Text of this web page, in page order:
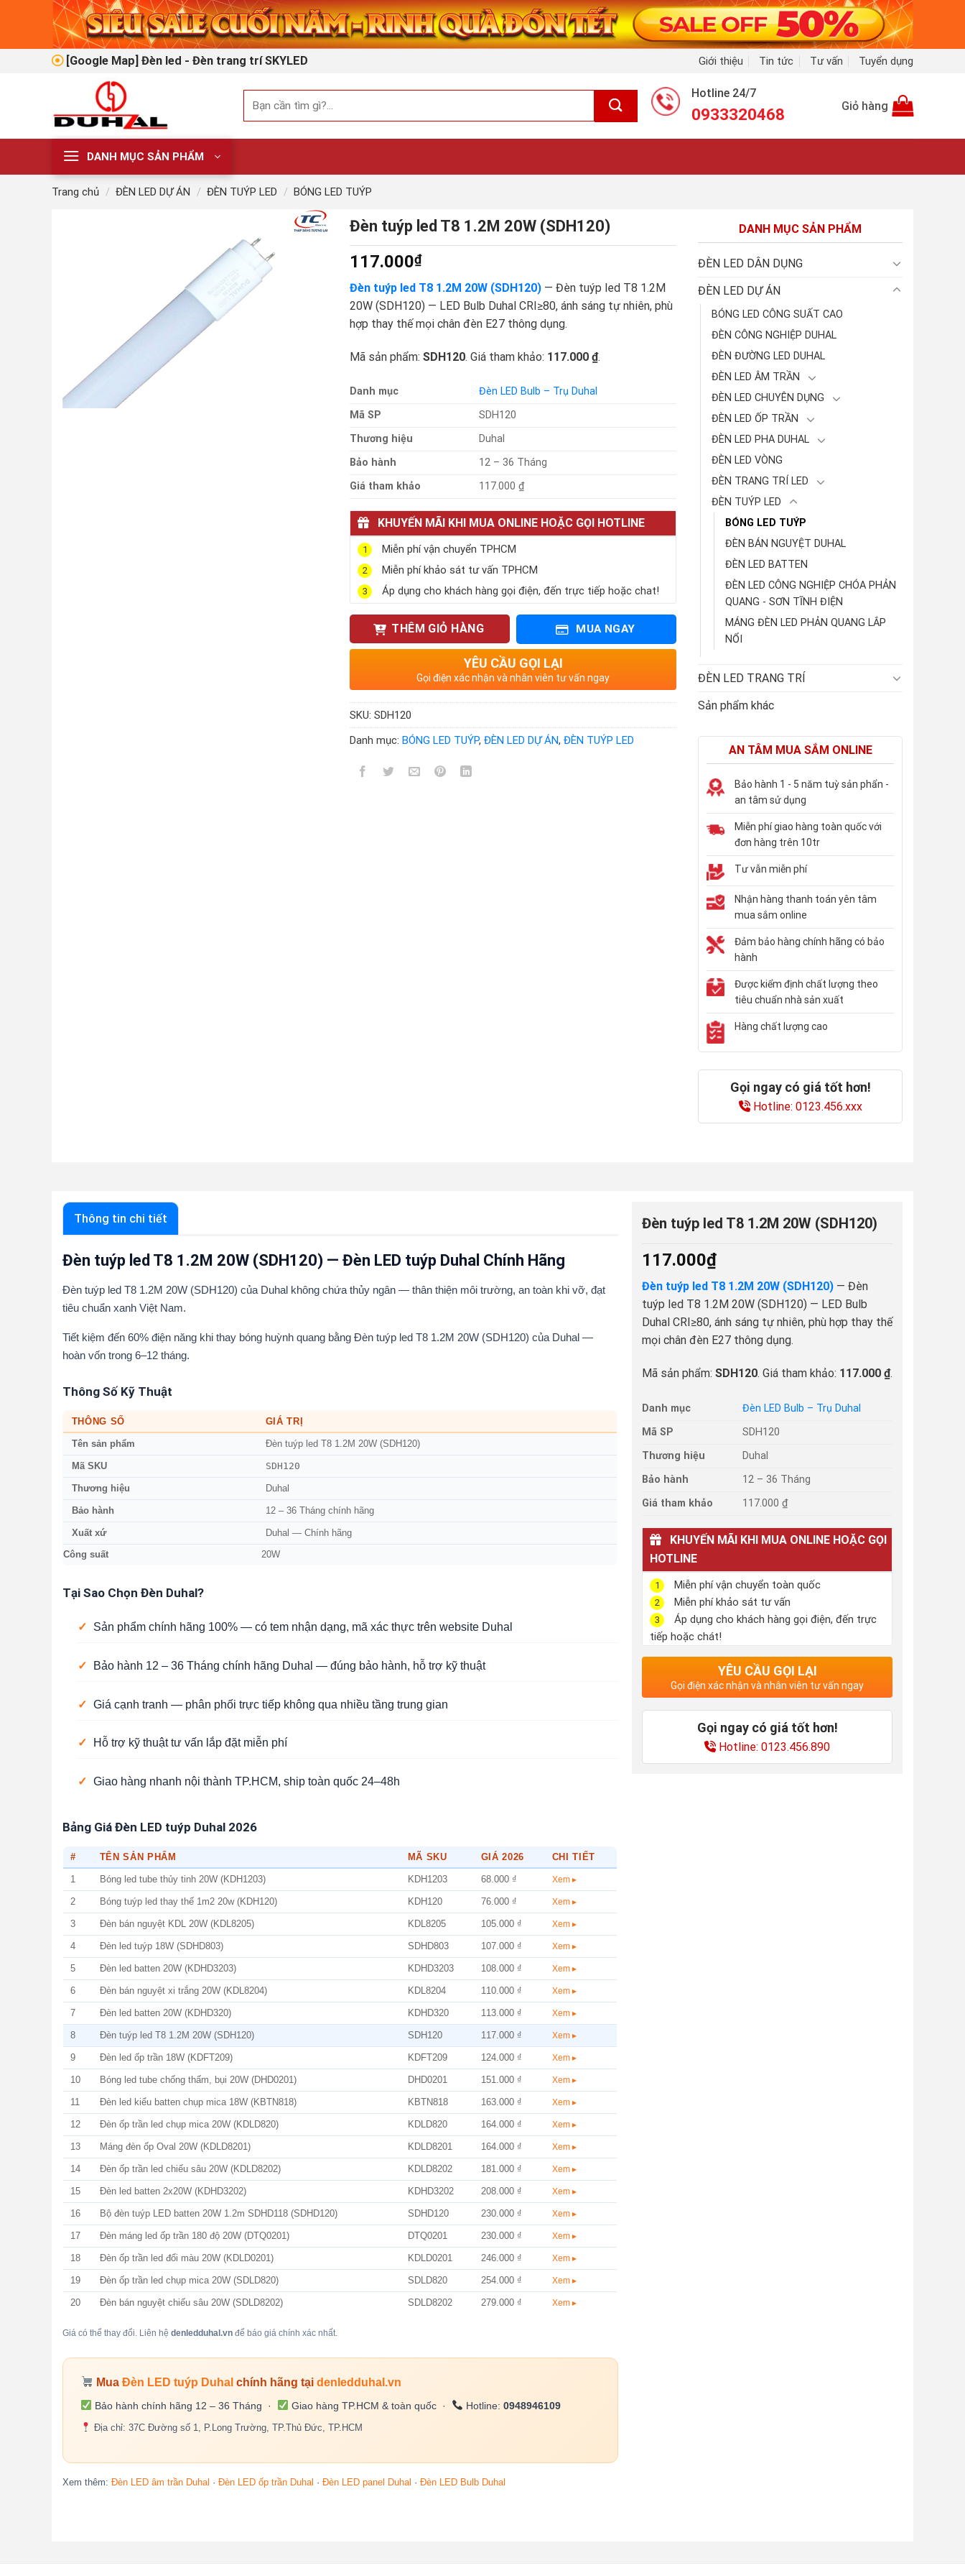
[Google Map] Đèn led - Đèn trang trí SKYLED
Giới thiệu Tin tức Tư vấn Tuyển dụng
kiếm:
Hotline 24/7
0933320468 Giỏ hàng
DANH MỤC SẢN PHẨM
Trang chủ / ĐÈN LED DỰ ÁN / ĐÈN TUÝP LED / BÓNG LED TUÝP
Đèn tuýp led T8 1.2M 20W (SDH120)
117.000₫
Đèn tuýp led T8 1.2M 20W (SDH120) — Đèn tuýp led T8 1.2M
20W (SDH120) — LED Bulb Duhal CRI≥80, ánh sáng tự nhiên, phù
hợp thay thế mọi chân đèn E27 thông dụng.
Mã sản phẩm: SDH120. Giá tham khảo: 117.000 ₫.
Danh mục
Đèn LED Bulb – Trụ Duhal
Mã SP
SDH120
Thương hiệu
Duhal
Bảo hành
12 – 36 Tháng
Giá tham khảo
117.000 ₫
KHUYẾN MÃI KHI MUA ONLINE HOẶC GỌI HOTLINE
1 Miễn phí vận chuyển TPHCM
2 Miễn phí khảo sát tư vấn TPHCM
3 Áp dụng cho khách hàng gọi điện, đến trực tiếp hoặc chat!
THÊM GIỎ HÀNG MUA NGAY
YÊU CẦU GỌI LẠI
Gọi điện xác nhận và nhân viên tư vấn ngay
SKU: SDH120
Danh mục: BÓNG LED TUÝP, ĐÈN LED DỰ ÁN, ĐÈN TUÝP LED
DANH MỤC SẢN PHẨM
ĐÈN LED DÂN DỤNG
ĐÈN LED DỰ ÁN
BÓNG LED CÔNG SUẤT CAO
ĐÈN CÔNG NGHIỆP DUHAL
ĐÈN ĐƯỜNG LED DUHAL
ĐÈN LED ÂM TRẦN
ĐÈN LED CHUYÊN DỤNG
ĐÈN LED ỐP TRẦN
ĐÈN LED PHA DUHAL
ĐÈN LED VÒNG
ĐÈN TRANG TRÍ LED
ĐÈN TUÝP LED
BÓNG LED TUÝP
ĐÈN BÁN NGUYỆT DUHAL
ĐÈN LED BATTEN
ĐÈN LED CÔNG NGHIỆP CHÓA PHẢN
QUANG - SƠN TĨNH ĐIỆN
MÁNG ĐÈN LED PHẢN QUANG LẮP
NỔI
ĐÈN LED TRANG TRÍ
Sản phẩm khác
AN TÂM MUA SẮM ONLINE
Bảo hành 1 - 5 năm tuỳ sản phẩn -
an tâm sử dụng
Miễn phí giao hàng toàn quốc với
đơn hàng trên 10tr
Tư vẫn miễn phí
Nhận hàng thanh toán yên tâm
mua sắm online
Đảm bảo hàng chính hãng có bảo
hành
Được kiểm định chất lượng theo
tiêu chuẩn nhà sản xuất
Hàng chất lượng cao
Gọi ngay có giá tốt hơn!
Hotline: 0123.456.xxx
Thông tin chi tiết
Đèn tuýp led T8 1.2M 20W (SDH120) — Đèn LED tuýp Duhal Chính Hãng
Đèn tuýp led T8 1.2M 20W (SDH120) của Duhal không chứa thủy ngân — thân thiện môi trường, an toàn khi vỡ, đạt
tiêu chuẩn xanh Việt Nam.
Tiết kiệm đến 60% điện năng khi thay bóng huỳnh quang bằng Đèn tuýp led T8 1.2M 20W (SDH120) của Duhal —
hoàn vốn trong 6–12 tháng.
Thông Số Kỹ Thuật
THÔNG SỐ GIÁ TRỊ
Tên sản phẩm Đèn tuýp led T8 1.2M 20W (SDH120)
Mã SKU SDH120
Thương hiệu Duhal
Bảo hành 12 – 36 Tháng chính hãng
Xuất xứ Duhal — Chính hãng
Công suất 20W
Tại Sao Chọn Đèn Duhal?
✓ Sản phẩm chính hãng 100% — có tem nhận dạng, mã xác thực trên website Duhal
✓ Bảo hành 12 – 36 Tháng chính hãng Duhal — đúng bảo hành, hỗ trợ kỹ thuật
✓ Giá cạnh tranh — phân phối trực tiếp không qua nhiều tầng trung gian
✓ Hỗ trợ kỹ thuật tư vấn lắp đặt miễn phí
✓ Giao hàng nhanh nội thành TP.HCM, ship toàn quốc 24–48h
Bảng Giá Đèn LED tuýp Duhal 2026
# TÊN SẢN PHẨM MÃ SKU GIÁ 2026 CHI TIẾT
1 Bóng led tube thủy tinh 20W (KDH1203) KDH1203 68.000 ₫ Xem ▸
2 Bóng tuýp led thay thế 1m2 20w (KDH120) KDH120 76.000 ₫ Xem ▸
3 Đèn bán nguyệt KDL 20W (KDL8205) KDL8205 105.000 ₫ Xem ▸
4 Đèn led tuýp 18W (SDHD803) SDHD803 107.000 ₫ Xem ▸
5 Đèn led batten 20W (KDHD3203) KDHD3203 108.000 ₫ Xem ▸
6 Đèn bán nguyệt xi trắng 20W (KDL8204) KDL8204 110.000 ₫ Xem ▸
7 Đèn led batten 20W (KDHD320) KDHD320 113.000 ₫ Xem ▸
8 Đèn tuýp led T8 1.2M 20W (SDH120) SDH120 117.000 ₫ Xem ▸
9 Đèn led ốp trần 18W (KDFT209) KDFT209 124.000 ₫ Xem ▸
10 Bóng led tube chống thấm, bụi 20W (DHD0201) DHD0201 151.000 ₫ Xem ▸
11 Đèn led kiểu batten chụp mica 18W (KBTN818) KBTN818 163.000 ₫ Xem ▸
12 Đèn ốp trần led chụp mica 20W (KDLD820) KDLD820 164.000 ₫ Xem ▸
13 Máng đèn ốp Oval 20W (KDLD8201) KDLD8201 164.000 ₫ Xem ▸
14 Đèn ốp trần led chiếu sâu 20W (KDLD8202) KDLD8202 181.000 ₫ Xem ▸
15 Đèn led batten 2x20W (KDHD3202) KDHD3202 208.000 ₫ Xem ▸
16 Bộ đèn tuýp LED batten 20W 1.2m SDHD118 (SDHD120) SDHD120 230.000 ₫ Xem ▸
17 Đèn máng led ốp trần 180 độ 20W (DTQ0201) DTQ0201 230.000 ₫ Xem ▸
18 Đèn ốp trần led đổi màu 20W (KDLD0201) KDLD0201 246.000 ₫ Xem ▸
19 Đèn ốp trần led chụp mica 20W (SDLD820) SDLD820 254.000 ₫ Xem ▸
20 Đèn bán nguyệt chiếu sâu 20W (SDLD8202) SDLD8202 279.000 ₫ Xem ▸
Giá có thể thay đổi. Liên hệ denledduhal.vnđể báo giá chính xác nhất.
MuaĐèn LED tuýp Duhal chính hãng tạidenledduhal.vn
Bảo hành chính hãng 12 – 36 Tháng · Giao hàng TP.HCM & toàn quốc · Hotline: 0948946109
Địa chỉ: 37C Đường số 1, P.Long Trường, TP.Thủ Đức, TP.HCM
Xem thêm: Đèn LED âm trần Duhal · Đèn LED ốp trần Duhal · Đèn LED panel Duhal · Đèn LED Bulb Duhal
Đèn tuýp led T8 1.2M 20W (SDH120)
117.000₫
Đèn tuýp led T8 1.2M 20W (SDH120) — Đèn
tuýp led T8 1.2M 20W (SDH120) — LED Bulb
Duhal CRI≥80, ánh sáng tự nhiên, phù hợp thay thế
mọi chân đèn E27 thông dụng.
Mã sản phẩm:SDH120. Giá tham khảo: 117.000 ₫.
Danh mục
Đèn LED Bulb – Trụ Duhal
Mã SP
SDH120
Thương hiệu
Duhal
Bảo hành
12 – 36 Tháng
Giá tham khảo
117.000 ₫
KHUYẾN MÃI KHI MUA ONLINE HOẶC GỌI
HOTLINE
1 Miễn phí vận chuyển toàn quốc
2 Miễn phí khảo sát tư vấn
3
Áp dụng cho khách hàng gọi điện, đến trực
tiếp hoặc chát!
YÊU CẦU GỌI LẠI
Gọi điện xác nhận và nhân viên tư vấn ngay
Gọi ngay có giá tốt hơn!
Hotline: 0123.456.890